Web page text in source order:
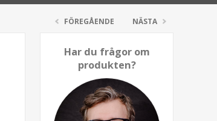
FÖREGÅENDE NÄSTA
Har du frågor om
produkten?